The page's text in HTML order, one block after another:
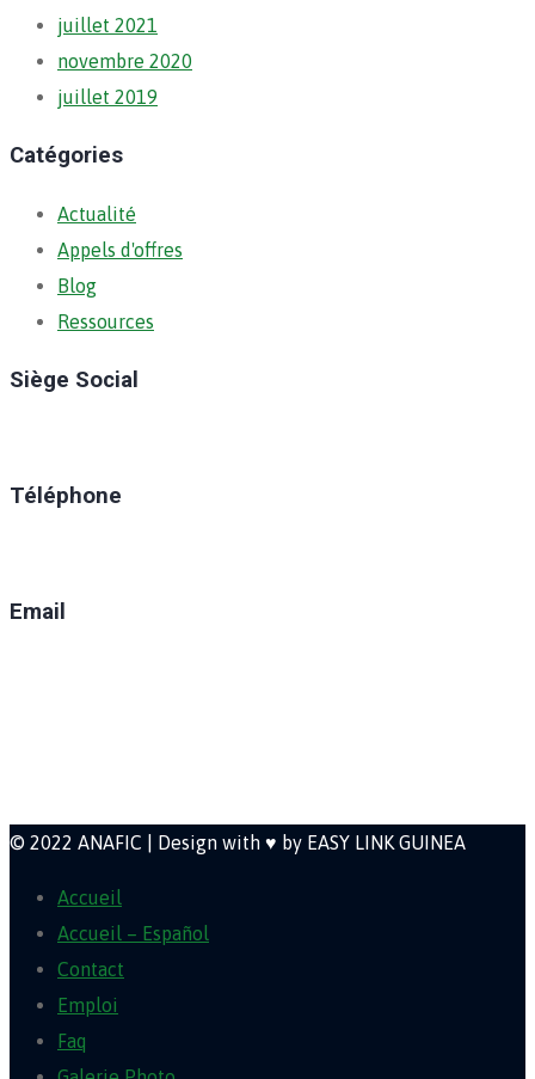
juillet 2021
novembre 2020
juillet 2019
Catégories
Actualité
Appels d'offres
Blog
Ressources
Siège Social
Téléphone
Email
© 2022 ANAFIC | Design with ♥ by EASY LINK GUINEA
Accueil
Accueil – Español
Contact
Emploi
Faq